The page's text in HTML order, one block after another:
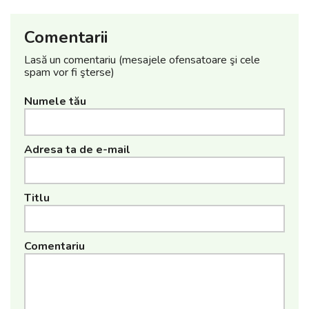
Comentarii
Lasă un comentariu (mesajele ofensatoare şi cele
spam vor fi şterse)
Numele tău
Adresa ta de e-mail
Titlu
Comentariu